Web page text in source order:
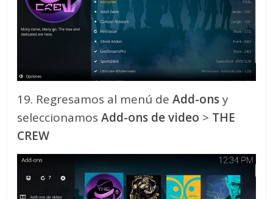
19. Regresamos al menú deAdd-onsy
seleccionamosAdd-ons de video > THE
CREW